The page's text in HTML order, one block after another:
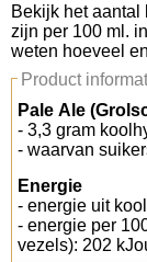
Links
Bekijk het aantal
zijn per 100 ml.
weten hoeveel
Product
Pale Ale
- 3,3 gram
- waarvan
Energie
- energie uit
- energie per
vezels): 202